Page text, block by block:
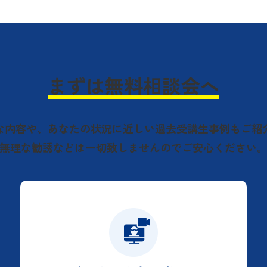
まずは無料相談会へ
容や、 あなたの状況に近しい過去受講生事例もご紹
無理な勧誘などは一切致しませんのでご安心ください。